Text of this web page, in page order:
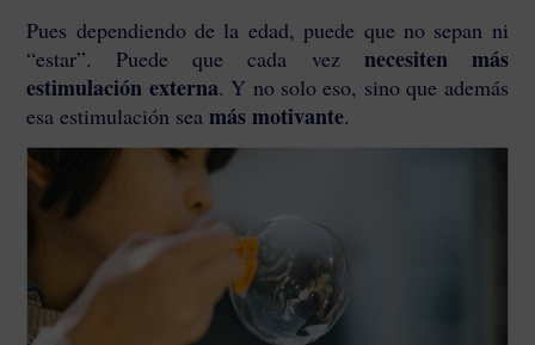
Pues dependiendo de la edad, puede que no sepan ni
“estar”. Puede que cada vez necesiten más
estimulación externa. Y no solo eso, sino que además
esa estimulación seamás motivante.